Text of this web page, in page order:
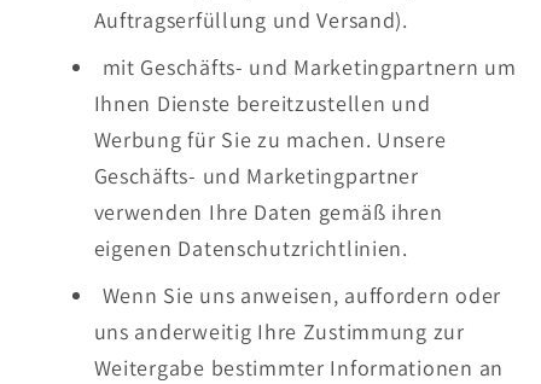
Auftragserfüllung und Versand).
mit Geschäfts- und Marketingpartnern um
Ihnen Dienste bereitzustellen und
Werbung für Sie zu machen. Unsere
Geschäfts- und Marketingpartner
verwenden Ihre Daten gemäß ihren
eigenen Datenschutzrichtlinien.
Wenn Sie uns anweisen, auffordern oder
uns anderweitig Ihre Zustimmung zur
Weitergabe bestimmter Informationen an